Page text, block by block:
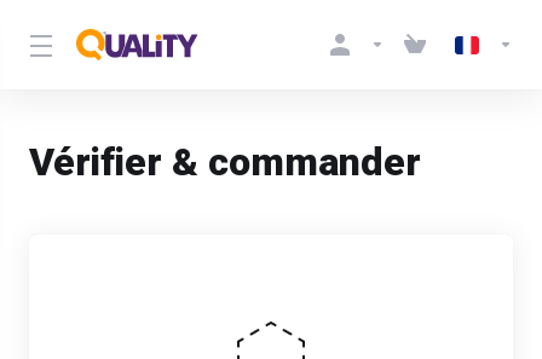
Vérifier & commander